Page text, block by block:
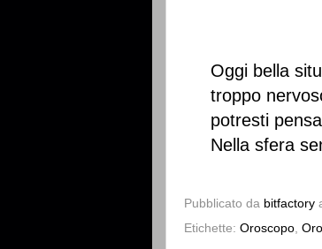
Oggi bella
troppo
potresti
Nella sfera
Pubblicato da bitfactory
Etichette: Oroscopo